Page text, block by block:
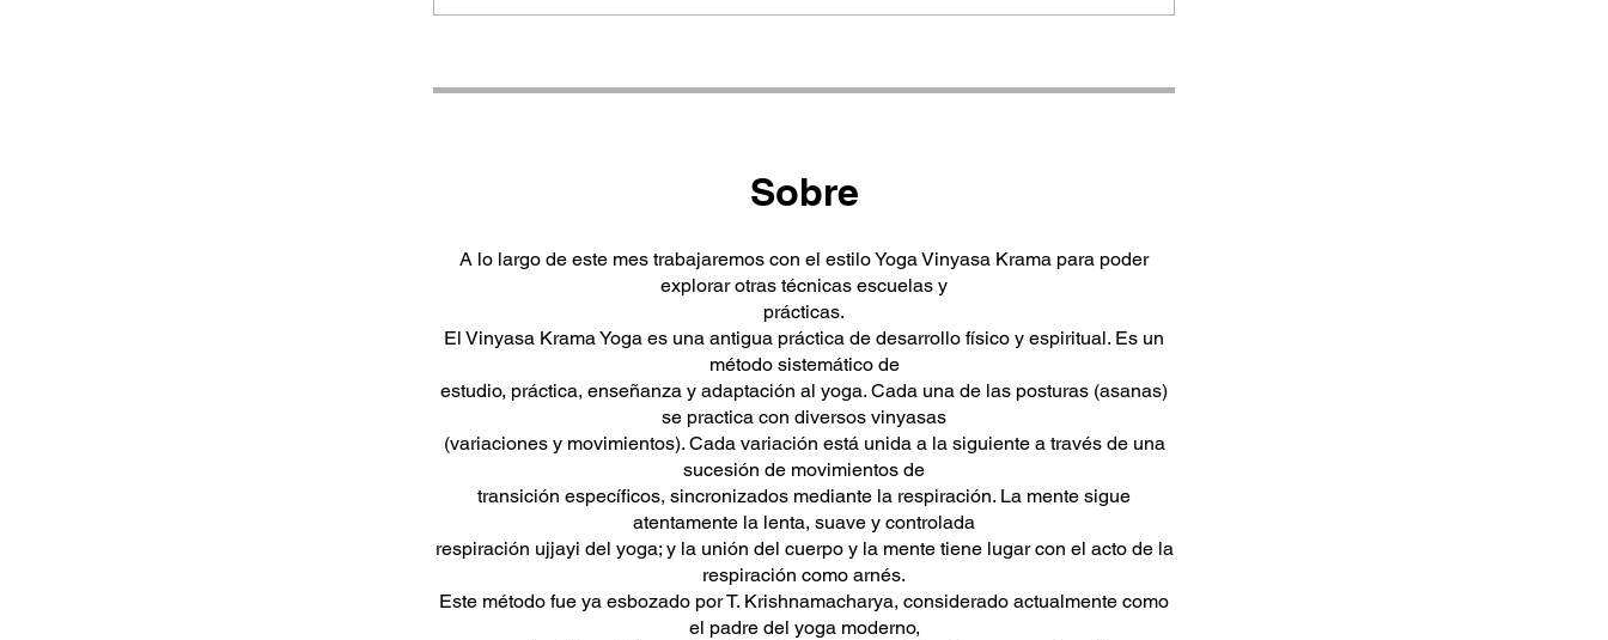
Sobre
A lo largo de este mes trabajaremos con el estilo Yoga Vinyasa Krama para poder
explorar otras técnicas escuelas y
prácticas.
El Vinyasa Krama Yoga es una antigua práctica de desarrollo físico y espiritual. Es un
método sistemático de
estudio, práctica, enseñanza y adaptación al yoga. Cada una de las posturas (asanas)
se practica con diversos vinyasas
(variaciones y movimientos). Cada variación está unida a la siguiente a través de una
sucesión de movimientos de
transición específicos, sincronizados mediante la respiración. La mente sigue
atentamente la lenta, suave y controlada
respiración ujjayi del yoga; y la unión del cuerpo y la mente tiene lugar con el acto de la
respiración como arnés.
Este método fue ya esbozado por T. Krishnamacharya, considerado actualmente como
el padre del yoga moderno,